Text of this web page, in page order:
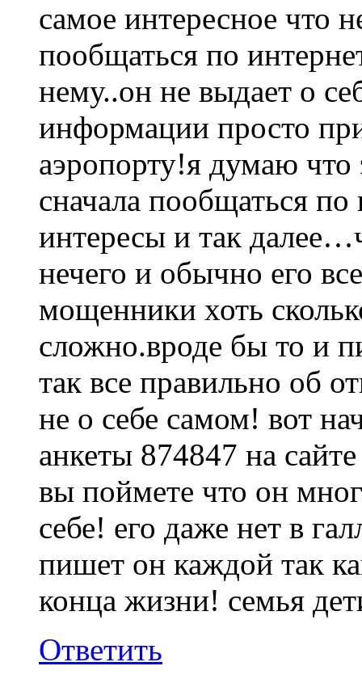
самое интересное что
пообщаться по
нему..он не выдает о
информации просто
аэропорту!я думаю
сначала пообщаться
интересы и так
нечего и обычно его
мощенники хоть
сложно.вроде бы то и
так все правильно об
не о себе самом! вот
анкеты 874847 на
вы поймете что он
себе! его даже нет в
пишет он каждой так
конца жизни! семья
Ответить